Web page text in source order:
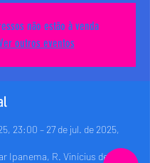
não estão à venda
outros eventos
23:00 – 27 de jul. de 2025,
Ipanema, R. Vinícius de